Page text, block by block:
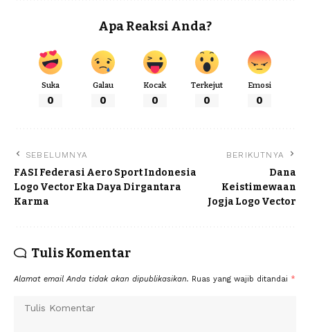
Apa Reaksi Anda?
Suka
0
Galau
0
Kocak
0
Terkejut
0
Emosi
0
SEBELUMNYA
FASI Federasi Aero Sport Indonesia
Logo Vector Eka Daya Dirgantara
Karma
BERIKUTNYA
Dana
Keistimewaan
Jogja Logo Vector
Tulis Komentar
Alamat email Anda tidak akan dipublikasikan. Ruas yang wajib ditandai *